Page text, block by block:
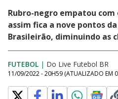
Rubro-negro empatou com
assim fica a nove pontos
Brasileirão, diminuindo as
FUTEBOL | Do Live Futebol BR
11/09/2022 - 20H59 (ATUALIZADO EM